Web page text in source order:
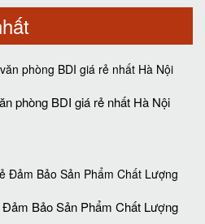
phòng BDI giá rẻ nhất Hà Nội
Bảo Sản Phẩm Chất Lượng‎